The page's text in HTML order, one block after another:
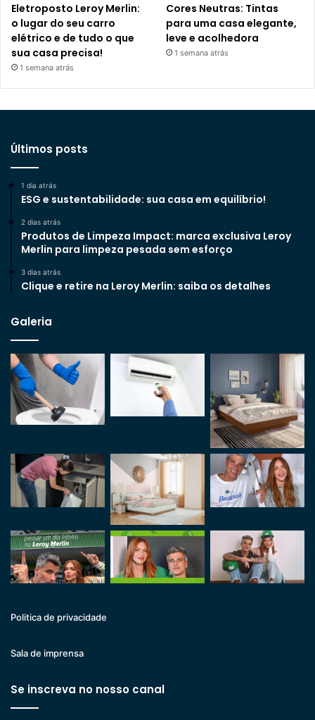
Eletroposto Leroy Merlin:
o lugar do seu carro
elétrico e de tudo o que
sua casa precisa!
1 semana atrás
Cores Neutras: Tintas
para uma casa elegante,
leve e acolhedora
1 semana atrás
Últimos posts
1 dia atrás
ESG e sustentabilidade: sua casa em equilíbrio!
2 dias atrás
Produtos de Limpeza Impact: marca exclusiva Leroy
Merlin para limpeza pesada sem esforço
3 dias atrás
Clique e retire na Leroy Merlin: saiba os detalhes
Galeria
Politica de privacidade
Sala de imprensa
Se inscreva no nosso canal